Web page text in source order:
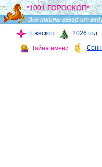
*1001 ГОРОСКОП*
Все тайны звезд от
Ежескоп
2026 год
Тайна имени